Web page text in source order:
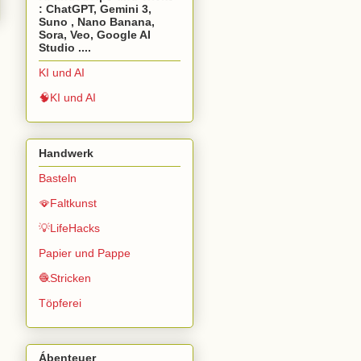
: ChatGPT, Gemini 3,
Suno , Nano Banana,
Sora, Veo, Google AI
Studio ....
KI und AI
🧠KI und AI
Handwerk
Basteln
🪭Faltkunst
💡LifeHacks
Papier und Pappe
🧶Stricken
Töpferei
Ábenteuer